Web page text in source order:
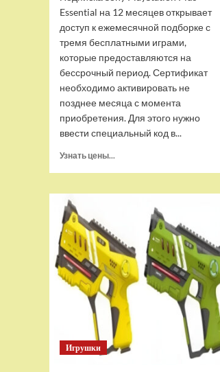
Essential на 12 месяцев открывает
доступ к ежемесячной подборке с
тремя бесплатными играми,
которые предоставляются на
бессрочный период. Сертификат
необходимо активировать не
позднее месяца с момента
приобретения. Для этого нужно
ввести специальный код в...
Узнать цены...
Подписка
PlayStation
на
1
год
(Турецкая)
Хит
Игрушки